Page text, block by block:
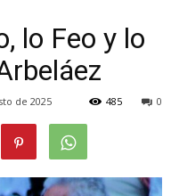
lo Feo y lo
de 2025 0
485